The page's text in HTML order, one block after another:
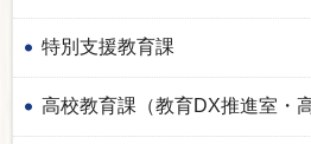
特別支援教育課
高校教育課（教育DX推進室・